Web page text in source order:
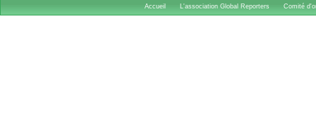
Accueil L'association Global Reporters Comité